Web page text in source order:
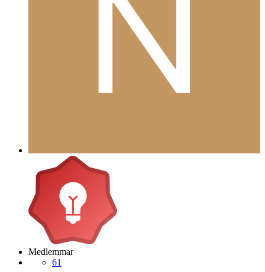
Medlemmar
61